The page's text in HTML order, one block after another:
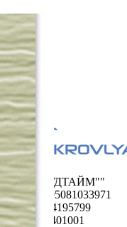
ООО "ФУДТАЙМ""
ОГРН 1195081033971
ИНН 5024195799
КПП 502401001